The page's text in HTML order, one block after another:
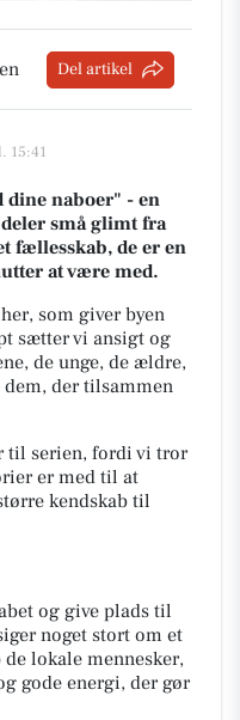
Del artikel
15:41
dine naboer" - en
små glimt fra
fællesskab, de er en
at være med.
som giver byen
sætter vi ansigt og
de unge, de ældre,
der tilsammen
til serien, fordi vi tror
er med til at
kendskab til
og give plads til
noget stort om et
lokale mennesker,
gode energi, der gør